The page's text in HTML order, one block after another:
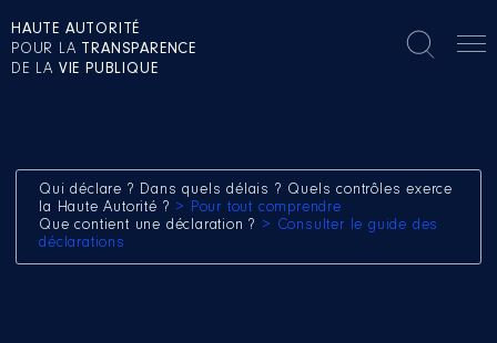
HAUTE AUTORITÉ
POUR LA TRANSPARENCE
DE LA VIE PUBLIQUE
Qui déclare ? Dans quels délais ? Quels contrôles exerce
la Haute Autorité ? > Pour tout comprendre
Que contient une déclaration ? > Consulter le guide des
déclarations